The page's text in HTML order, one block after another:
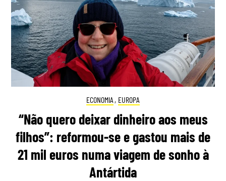
ECONOMIA , EUROPA
“Não quero deixar dinheiro aos meus
filhos”: reformou-se e gastou mais de
21 mil euros numa viagem de sonho à
Antártida